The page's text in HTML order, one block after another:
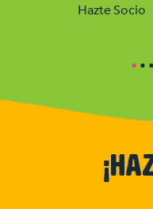
Hazte Socio